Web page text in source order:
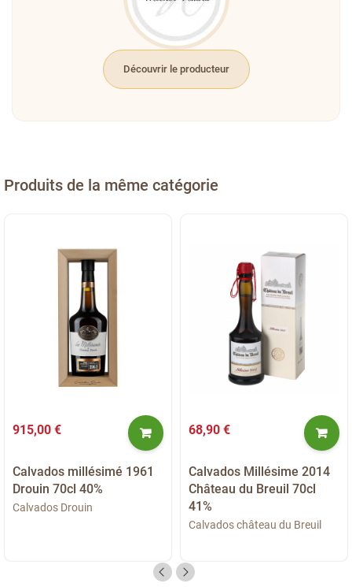
Découvrir le producteur
Produits de la même catégorie
915,00 €
Calvados millésimé 1961
Drouin 70cl 40%
Calvados Drouin
68,90 €
Calvados Millésime 2014
Château du Breuil 70cl
41%
Calvados château du Breuil